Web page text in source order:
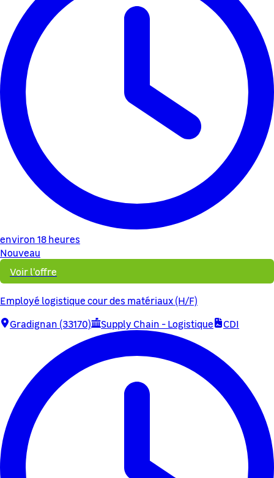
environ 18 heures
Nouveau
Voir l'offre
Employé logistique cour des matériaux (H/F)
Gradignan (33170)
Supply Chain - Logistique CDI